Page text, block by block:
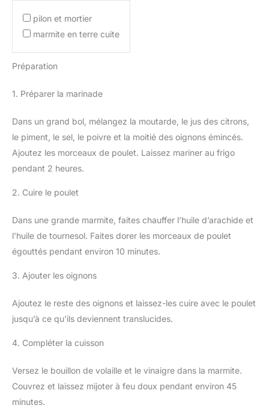
pilon et mortier
marmite en terre cuite
Préparation
1. Préparer la marinade
Dans un grand bol, mélangez la moutarde, le jus des citrons,
le piment, le sel, le poivre et la moitié des oignons émincés.
Ajoutez les morceaux de poulet. Laissez mariner au frigo
pendant 2 heures.
2. Cuire le poulet
Dans une grande marmite, faites chauffer l’huile d’arachide et
l’huile de tournesol. Faites dorer les morceaux de poulet
égouttés pendant environ 10 minutes.
3. Ajouter les oignons
Ajoutez le reste des oignons et laissez-les cuire avec le poulet
jusqu’à ce qu’ils deviennent translucides.
4. Compléter la cuisson
Versez le bouillon de volaille et le vinaigre dans la marmite.
Couvrez et laissez mijoter à feu doux pendant environ 45
minutes.